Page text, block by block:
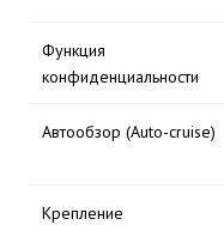
Функция
конфиденциальности
Автообзор (Auto-cruise)
Крепление